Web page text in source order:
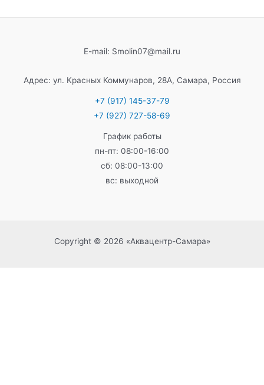
E-mail: Smolin07@mail.ru
Адрес: ул. Красных Коммунаров, 28А, Самара, Россия
+7 (917) 145-37-79
+7 (927) 727-58-69
График работы
пн-пт: 08:00-16:00
сб: 08:00-13:00
вс: выходной
Copyright © 2026 «Аквацентр-Самара»